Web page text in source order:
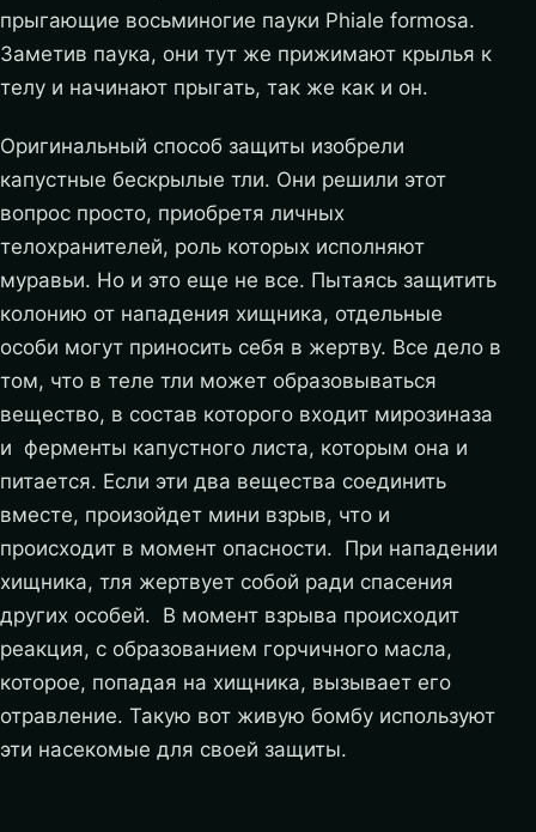
прыгающие восьминогие пауки Phiale formosa.
Заметив паука, они тут же прижимают крылья к
телу и начинают прыгать, так же как и он.
Оригинальный способ защиты изобрели
капустные бескрылые тли. Они решили этот
вопрос просто, приобретя личных
телохранителей, роль которых исполняют
муравьи. Но и это еще не все. Пытаясь защитить
колонию от нападения хищника, отдельные
особи могут приносить себя в жертву. Все дело в
том, что в теле тли может образовываться
вещество, в состав которого входит мирозиназа
и ферменты капустного листа, которым она и
питается. Если эти два вещества соединить
вместе, произойдет мини взрыв, что и
происходит в момент опасности. При нападении
хищника, тля жертвует собой ради спасения
других особей. В момент взрыва происходит
реакция, с образованием горчичного масла,
которое, попадая на хищника, вызывает его
отравление. Такую вот живую бомбу используют
эти насекомые для своей защиты.